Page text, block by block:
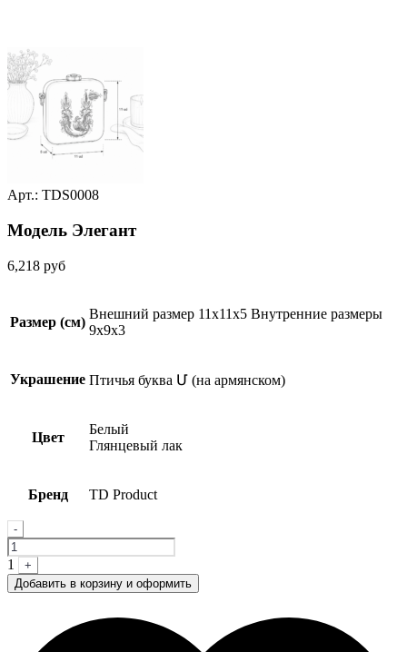
Арт.: TDS0008
Модель Элегант
6,218 руб
Размер (см)
Внешний размер 11x11x5 Внутренние размеры
9x9x3
Украшение Птичья буква Մ (на армянском)
Цвет
Белый
Глянцевый лак
Бренд TD Product
Quantity
-
1
+
Добавить в корзину и оформить